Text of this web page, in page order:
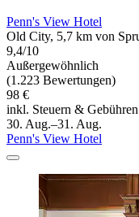
Penn's View Hotel
Old City, 5,7 km von
9,4/10
Außergewöhnlich
(1.223 Bewertungen)
98 €
inkl. Steuern & Gebühren
30. Aug.–31. Aug.
Penn's View Hotel